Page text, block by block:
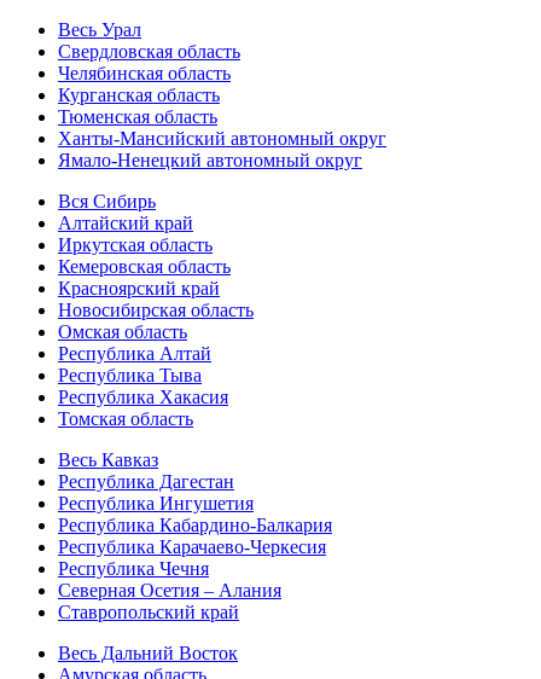
Весь Урал
Свердловская область
Челябинская область
Курганская область
Тюменская область
Ханты-Мансийский автономный округ
Ямало-Ненецкий автономный округ
Вся Сибирь
Алтайский край
Иркутская область
Кемеровская область
Красноярский край
Новосибирская область
Омская область
Республика Алтай
Республика Тыва
Республика Хакасия
Томская область
Весь Кавказ
Республика Дагестан
Республика Ингушетия
Республика Кабардино-Балкария
Республика Карачаево-Черкесия
Республика Чечня
Северная Осетия – Алания
Ставропольский край
Весь Дальний Восток
Амурская область